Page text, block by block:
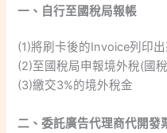
一、自行至國稅局報帳
(1)將刷卡後的Invoice列印
(2)至國稅局申報境外稅(國
(3)繳交3%的境外稅金
二、委託廣告代理商代開發